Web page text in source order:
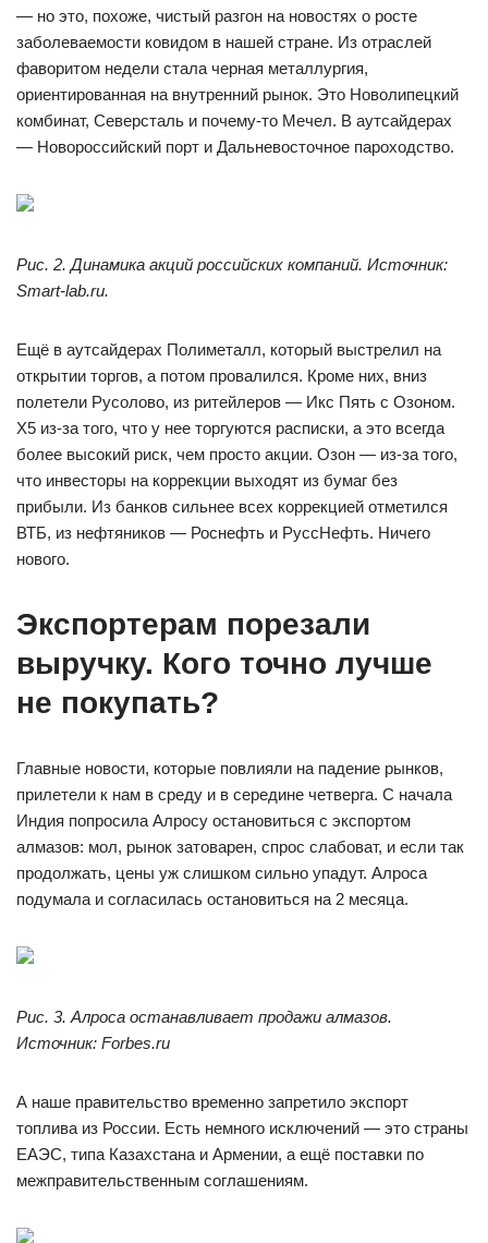
— но это, похоже, чистый разгон на новостях о росте
заболеваемости ковидом в нашей стране. Из отраслей
фаворитом недели стала черная металлургия,
ориентированная на внутренний рынок. Это Новолипецкий
комбинат, Северсталь и почему-то Мечел. В аутсайдерах
— Новороссийский порт и Дальневосточное пароходство.
Рис. 2. Динамика акций российских компаний. Источник:
Smart-lab.ru.
Ещё в аутсайдерах Полиметалл, который выстрелил на
открытии торгов, а потом провалился. Кроме них, вниз
полетели Русолово, из ритейлеров — Икс Пять с Озоном.
Х5 из-за того, что у нее торгуются расписки, а это всегда
более высокий риск, чем просто акции. Озон — из-за того,
что инвесторы на коррекции выходят из бумаг без
прибыли. Из банков сильнее всех коррекцией отметился
ВТБ, из нефтяников — Роснефть и РуссНефть. Ничего
нового.
Экспортерам порезали
выручку. Кого точно лучше
не покупать?
Главные новости, которые повлияли на падение рынков,
прилетели к нам в среду и в середине четверга. С начала
Индия попросила Алросу остановиться с экспортом
алмазов: мол, рынок затоварен, спрос слабоват, и если так
продолжать, цены уж слишком сильно упадут. Алроса
подумала и согласилась остановиться на 2 месяца.
Рис. 3. Алроса останавливает продажи алмазов.
Источник: Forbes.ru
А наше правительство временно запретило экспорт
топлива из России. Есть немного исключений — это страны
ЕАЭС, типа Казахстана и Армении, а ещё поставки по
межправительственным соглашениям.